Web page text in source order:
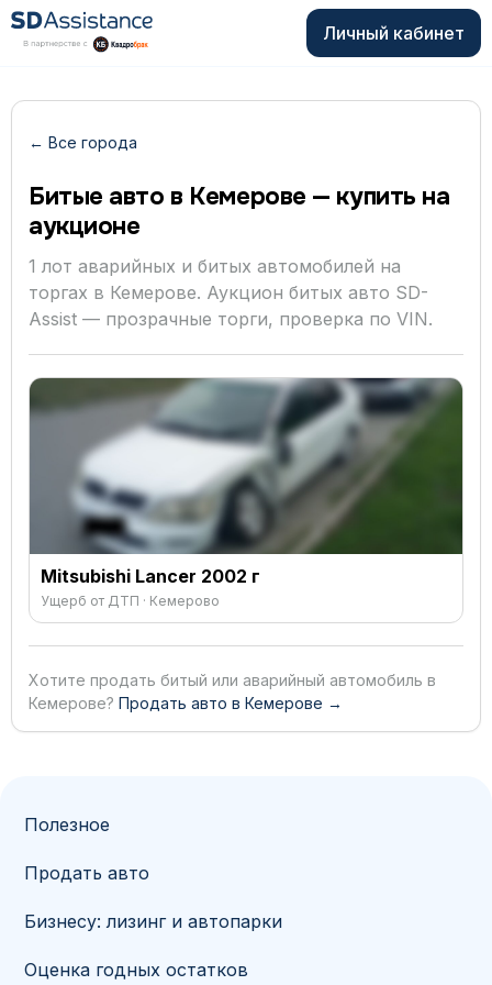
Личный кабинет
← Все города
Битые авто в Кемерове — купить на
аукционе
1 лот аварийных и битых автомобилей на
торгах в Кемерове. Аукцион битых авто SD-
Assist — прозрачные торги, проверка по VIN.
Mitsubishi Lancer 2002 г
Ущерб от ДТП · Кемерово
Хотите продать битый или аварийный автомобиль в
Кемерове? Продать авто в Кемерове →
Полезное
Продать авто
Бизнесу: лизинг и автопарки
Оценка годных остатков